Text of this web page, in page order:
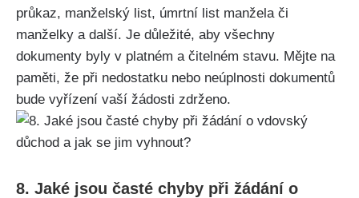
průkaz, manželský list, úmrtní list manžela či
manželky a další. Je důležité, aby všechny
dokumenty byly v platném a čitelném stavu. Mějte na
paměti, že při nedostatku nebo neúplnosti dokumentů
bude vyřízení vaší žádosti zdrženo.
8. Jaké jsou časté chyby při žádání o